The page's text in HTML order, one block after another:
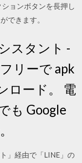
ョンボタンを長押し
できます。
スタント -
リーで apk
ロード。 電
も Google
」経由で「LINE」の